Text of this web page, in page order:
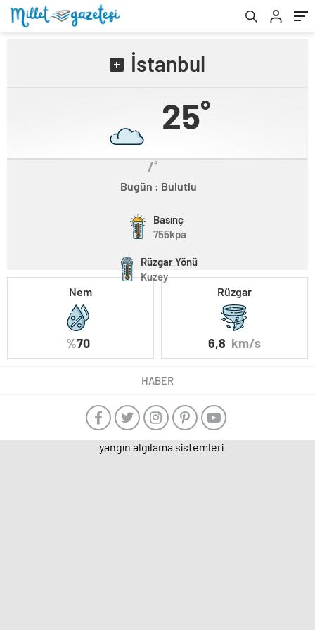
İstanbul
25˚
/˚
Bugün : Bulutlu
Basınç
755kpa
Rüzgar Yönü
Kuzey
Nem
%70
Rüzgar
6,8 km/s
HABER
yangın algılama sistemleri